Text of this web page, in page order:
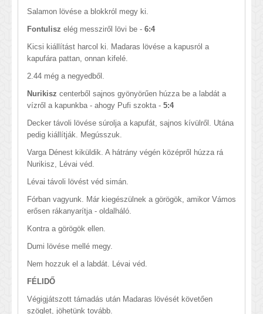
Salamon lövése a blokkról megy ki.
Fontulisz elég messziről lövi be - 6:4
Kicsi kiállítást harcol ki. Madaras lövése a kapusról a
kapufára pattan, onnan kifelé.
2.44 még a negyedből.
Nurikisz centerből sajnos gyönyörűen húzza be a labdát a
vízről a kapunkba - ahogy Pufi szokta - 5:4
Decker távoli lövése súrolja a kapufát, sajnos kívülről. Utána
pedig kiállítják. Megússzuk.
Varga Dénest kiküldik. A hátrány végén középről húzza rá
Nurikisz, Lévai véd.
Lévai távoli lövést véd simán.
Fórban vagyunk. Már kiegészülnek a görögök, amikor Vámos
erősen rákanyarítja - oldalháló.
Kontra a görögök ellen.
Dumi lövése mellé megy.
Nem hozzuk el a labdát. Lévai véd.
FÉLIDŐ
Végigjátszott támadás után Madaras lövését követően
szöglet, jöhetünk tovább.